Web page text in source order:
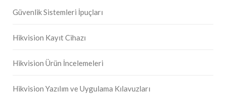
Güvenlik Sistemleri İpuçları
Hikvision Kayıt Cihazı
Hikvision Ürün İncelemeleri
Hikvision Yazılım ve Uygulama Kılavuzları